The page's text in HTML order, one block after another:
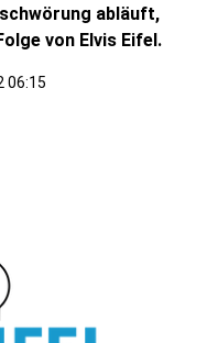
abläuft,
von Elvis Eifel.
06:15